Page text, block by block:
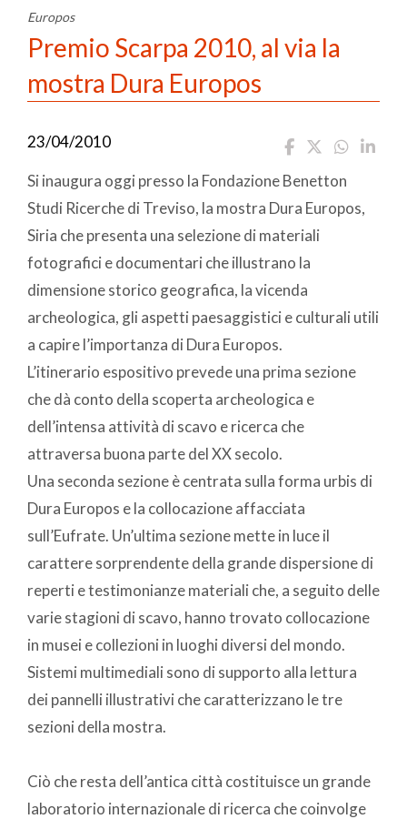
Europos
Premio Scarpa 2010, al via la
mostra Dura Europos
23/04/2010
Si inaugura oggi presso la Fondazione Benetton
Studi Ricerche di Treviso, la mostra Dura Europos,
Siria che presenta una selezione di materiali
fotografici e documentari che illustrano la
dimensione storico geografica, la vicenda
archeologica, gli aspetti paesaggistici e culturali utili
a capire l’importanza di Dura Europos.
L’itinerario espositivo prevede una prima sezione
che dà conto della scoperta archeologica e
dell’intensa attività di scavo e ricerca che
attraversa buona parte del XX secolo.
Una seconda sezione è centrata sulla forma urbis di
Dura Europos e la collocazione affacciata
sull’Eufrate. Un’ultima sezione mette in luce il
carattere sorprendente della grande dispersione di
reperti e testimonianze materiali che, a seguito delle
varie stagioni di scavo, hanno trovato collocazione
in musei e collezioni in luoghi diversi del mondo.
Sistemi multimediali sono di supporto alla lettura
dei pannelli illustrativi che caratterizzano le tre
sezioni della mostra.
Ciò che resta dell’antica città costituisce un grande
laboratorio internazionale di ricerca che coinvolge